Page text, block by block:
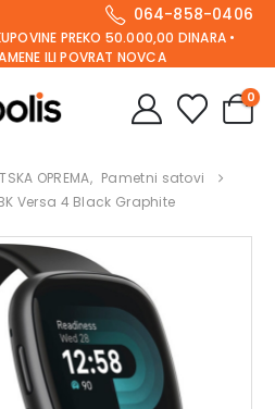
064-858-0406
PREKO 50.000,00 DINARA •
ILI POVRAT NOVCA
0
OPREMA, Pametni satovi
Versa 4 Black Graphite